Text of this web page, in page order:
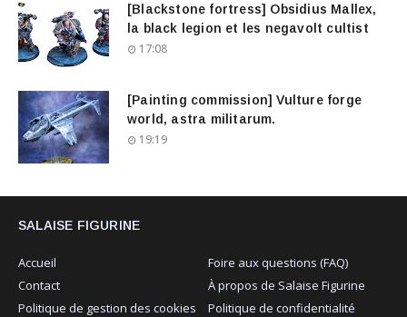
[Blackstone fortress] Obsidius Mallex,
la black legion et les negavolt cultist
17:08
[Painting commission] Vulture forge
world, astra militarum.
19:19
SALAISE FIGURINE
Accueil
Foire aux questions (FAQ)
Contact
À propos de Salaise Figurine
Politique de gestion des cookies
Politique de confidentialité